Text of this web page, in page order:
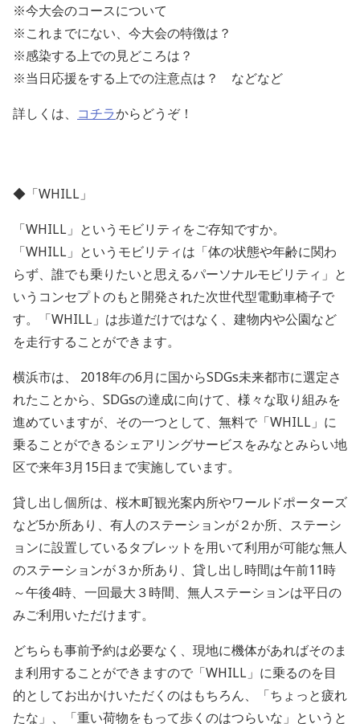
※今大会のコースについて
※これまでにない、今大会の特徴は？
※感染する上での見どころは？
※当日応援をする上での注意点は？ などなど
詳しくは、 コチラからどうぞ！
◆「WHILL」
「WHILL」というモビリティをご存知ですか。
「WHILL」というモビリティは「体の状態や年齢に関わ
らず、誰でも乗りたいと思えるパーソナルモビリティ」と
いうコンセプトのもと開発された次世代型電動車椅子で
す。「WHILL」は歩道だけではなく、建物内や公園など
を走行することができます。
横浜市は、 2018年の6月に国からSDGs未来都市に選定さ
れたことから、SDGsの達成に向けて、様々な取り組みを
進めていますが、その一つとして、無料で「WHILL」に
乗ることができるシェアリングサービスをみなとみらい地
区で来年3月15日まで実施しています。
貸し出し個所は、桜木町観光案内所やワールドポーターズ
など5か所あり、有人のステーションが２か所、ステーシ
ョンに設置しているタブレットを用いて利用が可能な無人
のステーションが３か所あり、貸し出し時間は午前11時
～午後4時、一回最大３時間、無人ステーションは平日の
みご利用いただけます。
どちらも事前予約は必要なく、現地に機体があればそのま
ま利用することができますので「WHILL」に乗るのを目
的としてお出かけいただくのはもちろん、「ちょっと疲れ
たな」、「重い荷物をもって歩くのはつらいな」というと